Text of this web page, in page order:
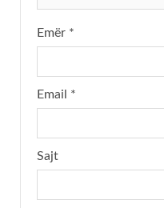
Emër *
Email *
Sajt